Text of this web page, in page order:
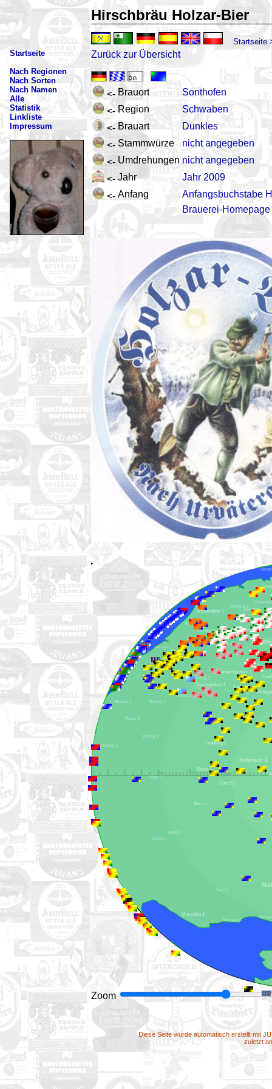
Hirschbräu Holzar-Bier
Startseite
Startseite
Nach Regionen
Nach Sorten
Nach Namen
Alle
Statistik
Linkliste
Impressum
Zurück zur Übersicht
<- Brauort
Sonthofen
<- Region
Schwaben
<- Brauart
Dunkles
<- Stammwürze
nicht angegeben
<- Umdrehungen nicht angegeben
<- Jahr
Jahr 2009
<- Anfang
Anfangsbuchstabe H
Brauerei-Homepage
Paris 1
Amsterdam 1
Marseille 1
Brüssel 1
Genf 1
Zürich 1
Köln 1
Lyon 1
Turin 1
Luxemburg 1
Monaco 1
Bern 1
Basel 1
Karlsruhe 1
Saarbrücken 1
Lille 1
Eindhoven 1
Rotterdam 1
Metz 1
Troyes 1
Dortmund 1
Le Mans 1 Freiburg 1
Konstanz 1
Aachen 1
Münster 1
Siegen 1
Kaiserslautern 1
Koblenz 1
Dijon 1
Rouen 1
Hengelo 1
Reims 1
Lüttich 1
Ostende 1
Zoom
Diese Seite wurde automatisch erstellt mit
zuletzt